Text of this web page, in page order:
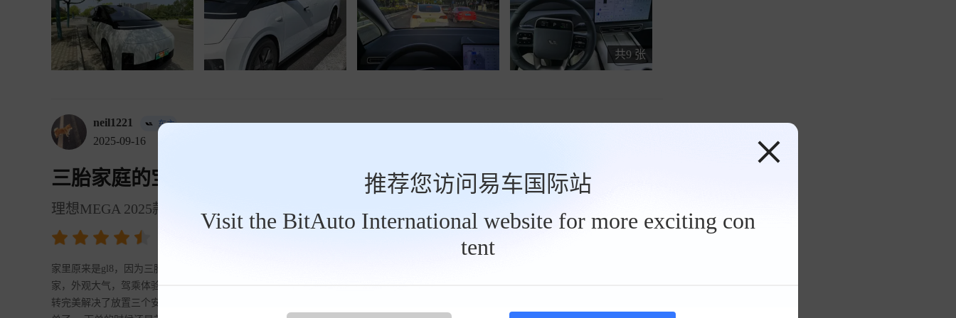
推荐您访问易车国际站
Visit the BitAuto International website for more exciting con
tent
共9 张
neil1221 车主
2025-09-16
三胎家庭的宝宝巴士
理想MEGA 2025款 710km Home 家庭特别版
2025-05
家里原来是gl8，因为三胎的原因打算换个更大点的纯电mpv，看了不少热门车型，像小鹏X9，空间大，配置丰富，性价比挺高；岚图梦想
家，外观大气，驾乘体验也不错。极氪009，偏商务。可当我看到理想MEGA，就被它独特的外观和科技感吸引，特别是mega home的座椅旋
转完美解决了放置三个安全座椅的问题。联系了理想销售，特别贴心得上门试驾后，智能化配置和宽敞空间彻底征服我，直接当场就决定下